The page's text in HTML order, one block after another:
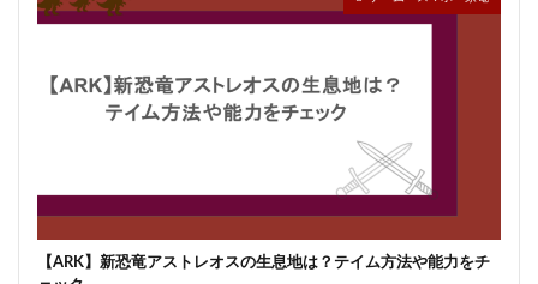
【ARK】新恐竜アストレオスの生息地は？テイム方法や能力をチ